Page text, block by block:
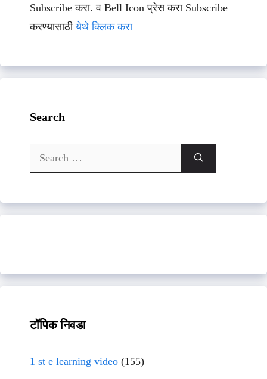
Subscribe करा. व Bell Icon प्रेस करा Subscribe
करण्यासाठीयेथे क्लिक करा
Search
Search
for:
टॉपिक निवडा
1 st e learning video (155)